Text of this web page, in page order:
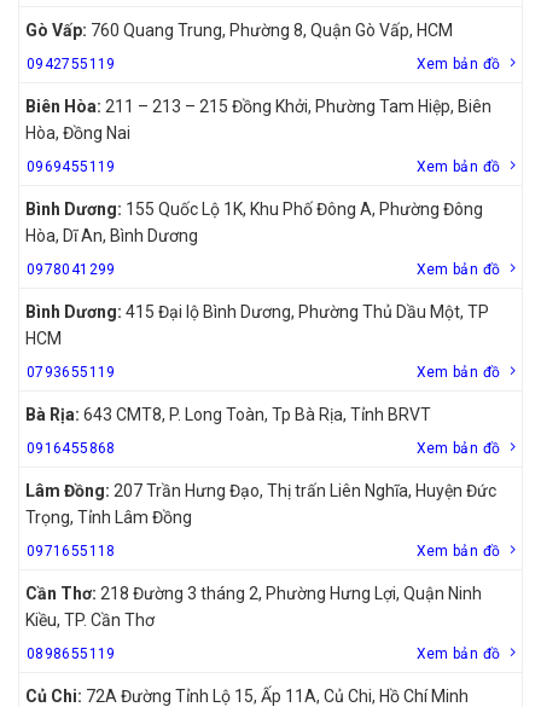
Gò Vấp: 760 Quang Trung, Phường 8, Quận Gò Vấp, HCM
0942755119 Xem bản đồ
Biên Hòa: 211 – 213 – 215 Đồng Khởi, Phường Tam Hiệp, Biên
Hòa, Đồng Nai
0969455119 Xem bản đồ
Bình Dương: 155 Quốc Lộ 1K, Khu Phố Đông A, Phường Đông
Hòa, Dĩ An, Bình Dương
0978041299 Xem bản đồ
Bình Dương: 415 Đại lộ Bình Dương, Phường Thủ Dầu Một, TP
HCM
0793655119 Xem bản đồ
Bà Rịa: 643 CMT8, P. Long Toàn, Tp Bà Rịa, Tỉnh BRVT
0916455868 Xem bản đồ
Lâm Đồng: 207 Trần Hưng Đạo, Thị trấn Liên Nghĩa, Huyện Đức
Trọng, Tỉnh Lâm Đồng
0971655118 Xem bản đồ
Cần Thơ: 218 Đường 3 tháng 2, Phường Hưng Lợi, Quận Ninh
Kiều, TP. Cần Thơ
0898655119 Xem bản đồ
Củ Chi: 72A Đường Tỉnh Lộ 15, Ấp 11A, Củ Chi, Hồ Chí Minh